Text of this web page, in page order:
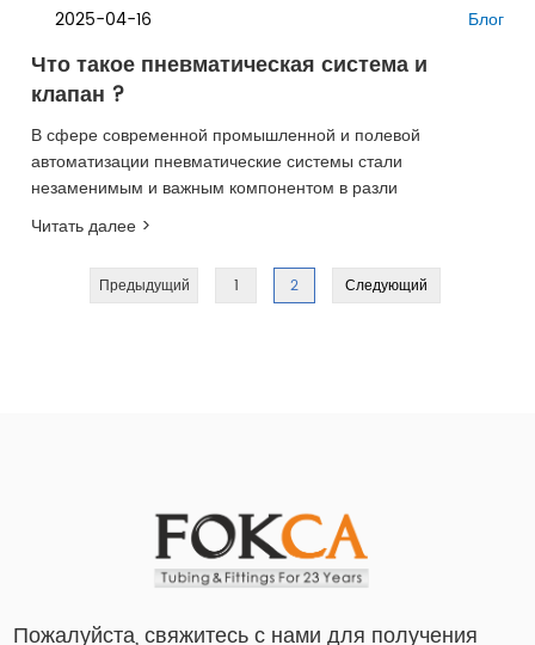
2025-04-16 Блог
Что такое пневматическая система и
клапан ​?
В сфере современной промышленной и полевой
автоматизации пневматические системы стали
незаменимым и важным компонентом в разли
Читать далее >
Предыдущий 2 Следующий
Пожалуйста, свяжитесь с нами для получения